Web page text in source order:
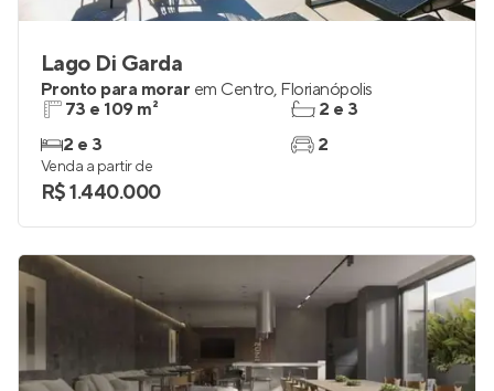
Lago Di Garda
Pronto para morar em Centro, Florianópolis
73 e 109 m²
2 e 3
2 e 3
2
Venda a partir de
R$ 1.440.000